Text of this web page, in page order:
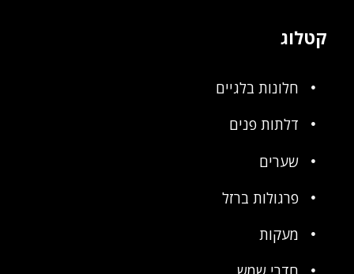
קטלוג
חלונות בלגיים
דלתות פנים
שערים
פרגולות ברזל
מעקות